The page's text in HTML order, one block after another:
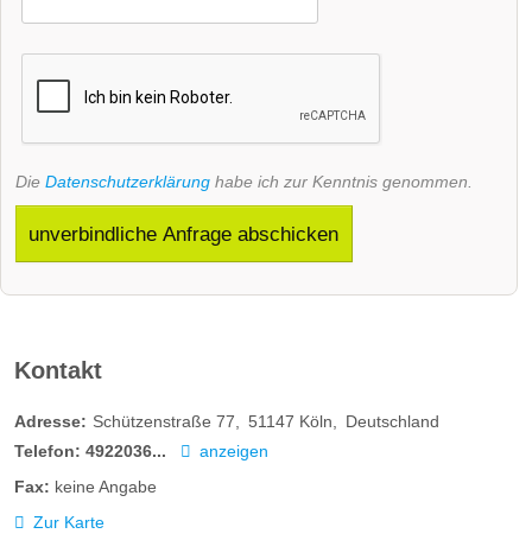
Die Datenschutzerklärung habe ich zur Kenntnis genommen.
unverbindliche Anfrage abschicken
Kontakt
Adresse: Schützenstraße 77 51147 Köln
Deutschland
Telefon: 4922036...
anzeigen
Fax: keine Angabe
Zur Karte